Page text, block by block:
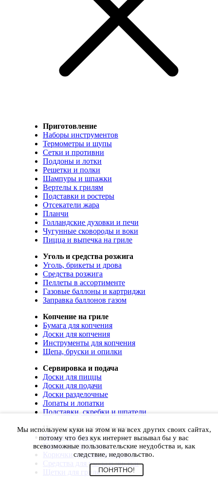
Приготовление
Наборы инструментов
Термометры и щупы
Сетки и противни
Поддоны и лотки
Решетки и полки
Шампуры и шпажки
Вертелы к грилям
Подставки и ростеры
Отсекатели жара
Планчи
Голландские духовки и печи
Чугунные сковороды и воки
Пицца и выпечка на гриле
Уголь и средства розжига
Уголь, брикеты и дрова
Средства розжига
Пеллеты в ассортименте
Газовые баллоны и картриджи
Заправка баллонов газом
Копчение на гриле
Бумага для копчения
Доски для копчения
Инструменты для копчения
Щепа, бруски и опилки
Сервировка и подача
Доски для пиццы
Доски для подачи
Доски разделочные
Лопаты и лопатки
Подставки, скребки и шпатели
Чистка, уход и хранение
Чехлы и сумки
Коврики для гриля
Корючки для инструментов
Средства для ухода и чистки
Щетки для гриля
Мы используем куки на этом и на всех других своих сайтах,
потому что без кук интернет вызывал бы у вас
всевозможные пользовательские неудобства и, как
следствие, недовольство.
ПОНЯТНО!